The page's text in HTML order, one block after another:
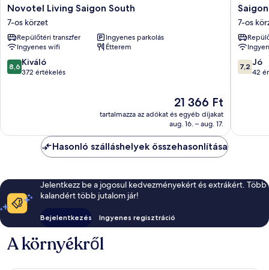
Novotel
Living
Saigon
South
7-
os
körzet
Novotel Living Saigon South
7-os körzet
Repülőtéri transzfer
Ingyenes parkolás
Ingyenes wifi
Étterem
8.6
ennyiből:
8,6 Kiváló
372 értékelés
Az
21 366 Ft
21 366 Ft
tartalmazza az adókat és egyéb díjakat
aug. 16. – aug. 17.
Saigon
By
Night
Luxury
Hotel
7-
os
7-os
7.2
7,2 Jó
42
Hasonló szálláshelyek összehasonlítása
Jelentkezz be a jogosul kedvezményekért és extrákért. Több
kalandért több jutalom jár!
Bejelentkezés Ingyenes regisztráció
A környékről